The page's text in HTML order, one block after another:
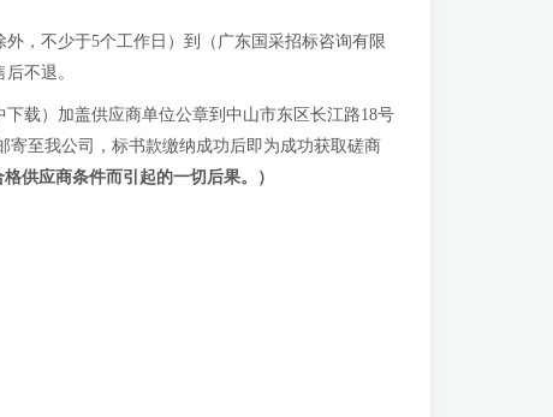
外，不少于5个工作日）到（广东国采招标咨询有限
不退。
载）加盖供应商单位公章到中山市东区长江路18号
寄至我公司，标书款缴纳成功后即为成功获取磋商
供应商条件而引起的一切后果。）